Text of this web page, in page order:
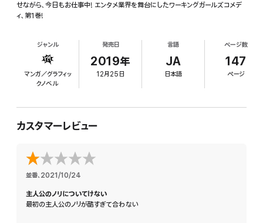
せながら、今日もお仕事中! エンタメ業界を舞台にしたワーキングガールズコメデ
ィ、第1巻!
ジャンル
マンガ／グラフィッ
クノベル
発売日
2019年
12月25日
言語
JA
日本語
ページ数
147
ページ
カスタマーレビュー
並番、 2021/10/24
主人公のノリについてけない
最初の主人公のノリが酷すぎて合わない